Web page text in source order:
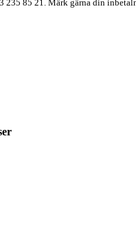
235 85 21. Märk gärna din